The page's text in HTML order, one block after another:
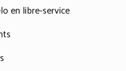
en libre-service